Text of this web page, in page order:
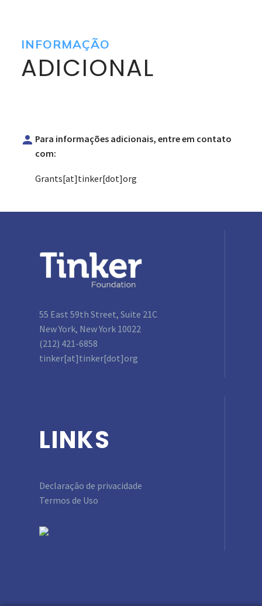
INFORMAÇÃO
ADICIONAL

 Para informações adicionais, entre em contato
com:
Grants[at]tinker[dot]org
55 East 59th Street, Suite 21C
New York, New York 10022
(212) 421-6858
tinker[at]tinker[dot]org
LINKS
Declaração de privacidade
Termos de Uso